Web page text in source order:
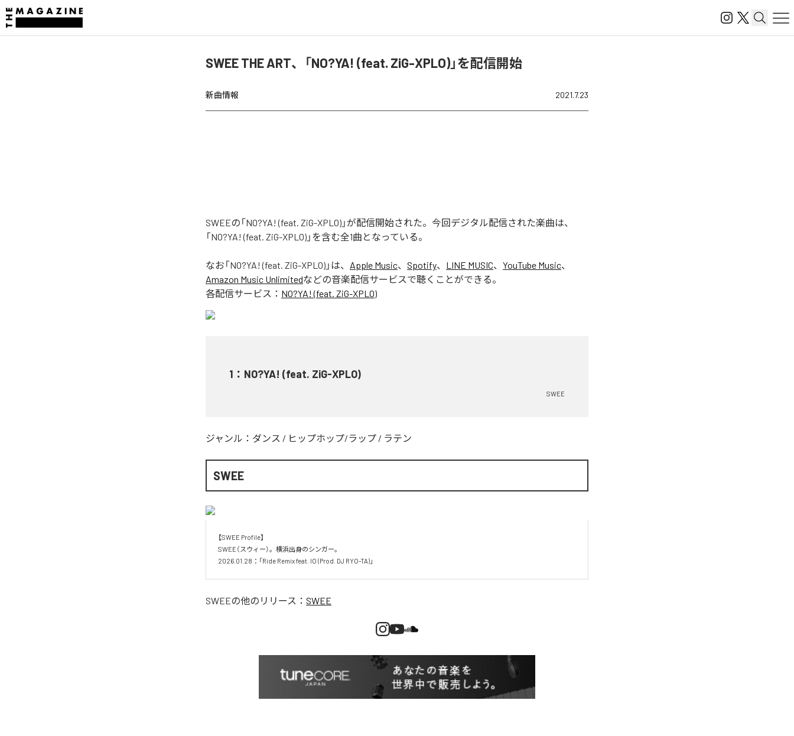
SWEE THE ART、「NO?YA! (feat. ZiG-XPLO)」を配信開始
新曲情報 2021.7.23
SWEEの「NO?YA! (feat. ZiG-XPLO)」が配信開始された。今回デジタル配信された楽曲は、
「NO?YA! (feat. ZiG-XPLO)」を含む全1曲となっている。
なお「NO?YA! (feat. ZiG-XPLO) 」は、 Apple Music、 Spotify、 LINE MUSIC、 YouTube Music、
Amazon Music Unlimitedなどの音楽配信サービスで聴くことができる。
各配信サービス： NO?YA! (feat. ZiG-XPLO)
1 ： NO?YA! (feat. ZiG-XPLO)
SWEE
ジャンル： ダンス / ヒップホップ/ラップ / ラテン
SWEE
【SWEE Profile】
SWEE（スウィー）。横浜出身のシンガー。
SWEEの他のリリース： SWEE